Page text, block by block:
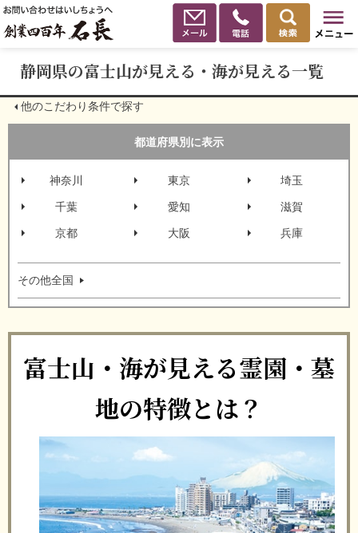
静岡県の富士山が見える・海が見える一覧
他のこだわり条件で探す
都道府県別に表示
神奈川 東京 埼玉
千葉 愛知 滋賀
京都 大阪 兵庫
その他全国
富士山・海が見える霊園・墓
地の特徴とは？